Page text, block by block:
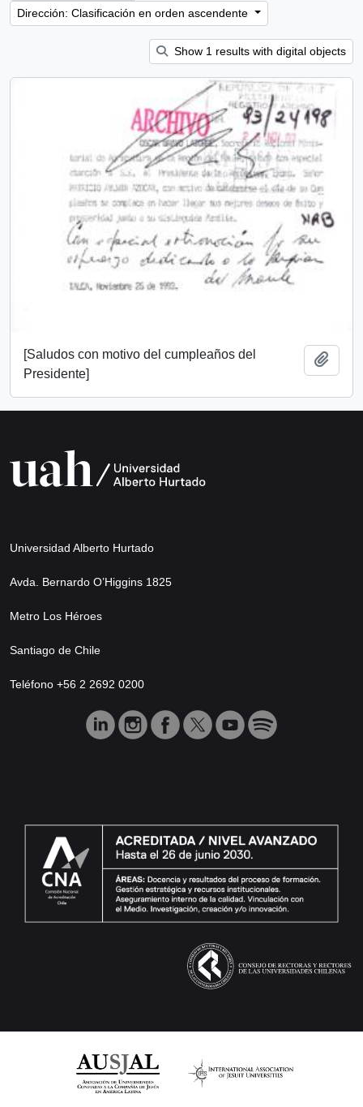
Dirección: Clasificación en orden ascendente
Show 1 results with digital objects
[Saludos con motivo del cumpleaños del
Presidente]
Universidad Alberto Hurtado
Avda. Bernardo O’Higgins 1825
Metro Los Héroes
Santiago de Chile
Teléfono +56 2 2692 0200